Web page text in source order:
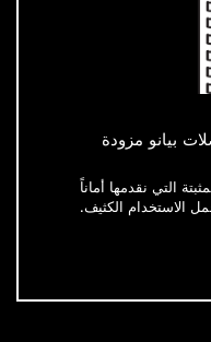
بيانو مزودة
التي نقدمها أماناً
الاستخدام الكثيف.